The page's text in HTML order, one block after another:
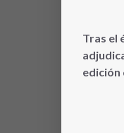
Tras el
edición